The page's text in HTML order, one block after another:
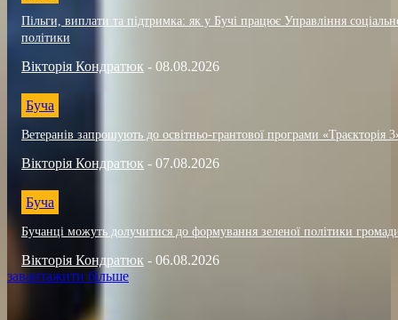
Пільги, виплати та підтримка: як у Бучі працює Управління
політики
Вікторія Кондратюк - 08.08.2026
Буча
Ветеранів запрошують до освітньо-грантової програми «Траєкторія
Вікторія Кондратюк - 07.08.2026
Буча
Бучанці можуть долучитися до формування зеленої політики
Вікторія Кондратюк - 06.08.2026
завантажити більше